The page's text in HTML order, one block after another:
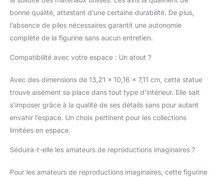
bonne qualité, attestant d’une certaine durabilité. De plus,
l’absence de piles nécessaires garantit une autonomie
complète de la figurine sans aucun entretien.
Compatibilité avec votre espace : Un atout ?
Avec des dimensions de 13,21 x 10,16 x 7,11 cm, cette statue
trouve aisément sa place dans tout type d’intérieur. Elle sait
s’imposer grâce à la qualité de ses détails sans pour autant
envahir l’espace. Un choix pertinent pour les collections
limitées en espace.
Séduira-t-elle les amateurs de reproductions imaginaires ?
Pour les amateurs de reproductions imaginaires, cette figurine